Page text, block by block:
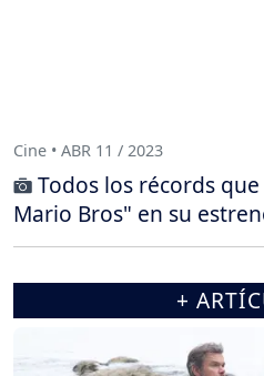
Cine • ABR 11 / 2023
Todos los récords
Mario Bros" en su
+